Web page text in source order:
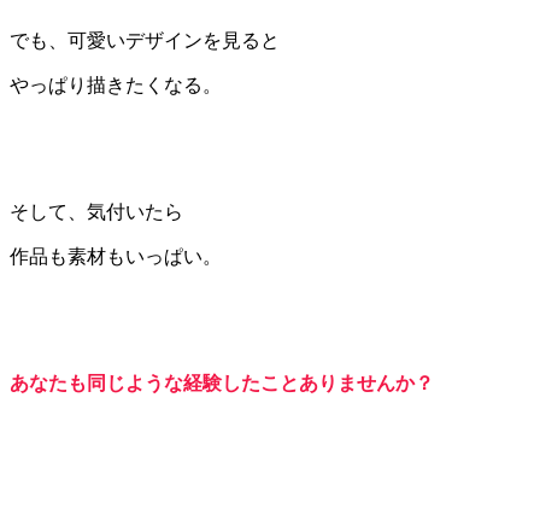
でも、可愛いデザインを見ると
やっぱり描きたくなる。
そして、気付いたら
作品も素材もいっぱい。
あなたも同じような経験したことありませんか？